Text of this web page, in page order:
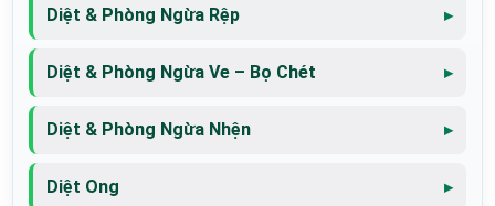
Diệt & Phòng Ngừa Rệp
Diệt & Phòng Ngừa Ve – Bọ Chét
Diệt & Phòng Ngừa Nhện
Diệt Ong